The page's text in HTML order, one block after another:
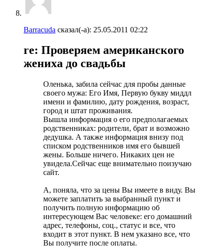
Barracuda сказал(-а): 25.05.2011 02:22
re: Проверяем американского
жениха до свадьбы
Оленька, забила сейчас для пробы данные
своего мужа: Его Имя, Первую букву миддл
имени и фамилию, дату рождения, возраст,
город и штат проживания.
Вышла информация о его предполагаемых
родственниках: родители, брат и возможно
дедушка. А также информация внизу под
списком родственников имя его бывшей
жены. Больше ничего. Никаких цен не
увидела.Сейчас еще внимательно поизучаю
сайт.
А, поняла, что за цены Вы имеете в виду. Вы
можете заплатить за выбранный пункт и
получить полную информацию об
интересующем Вас человеке: его домашний
адрес, телефоны, соц., статус и все, что
входит в этот пункт. В нем указано все, что
Вы получите после оплаты.